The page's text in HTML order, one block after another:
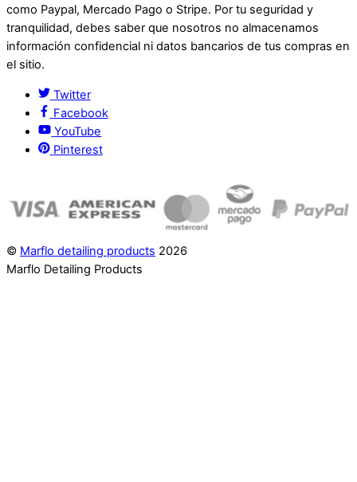
como Paypal, Mercado Pago o Stripe. Por tu seguridad y
tranquilidad, debes saber que nosotros no almacenamos
información confidencial ni datos bancarios de tus compras en
el sitio.
Twitter
Facebook
YouTube
Pinterest
© Marflo detailing products 2026
Marflo Detailing Products